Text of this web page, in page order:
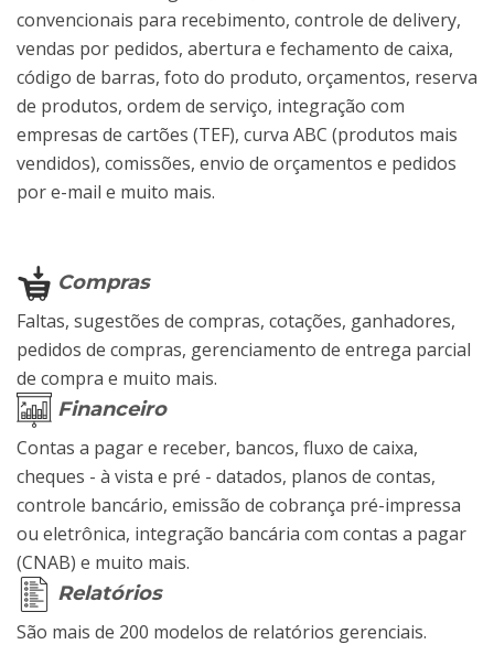
convencionais para recebimento, controle de delivery,
vendas por pedidos, abertura e fechamento de caixa,
código de barras, foto do produto, orçamentos, reserva
de produtos, ordem de serviço, integração com
empresas de cartões (TEF), curva ABC (produtos mais
vendidos), comissões, envio de orçamentos e pedidos
por e-mail e muito mais.
Compras
Faltas, sugestões de compras, cotações, ganhadores,
pedidos de compras, gerenciamento de entrega parcial
de compra e muito mais.
Financeiro
Contas a pagar e receber, bancos, fluxo de caixa,
cheques - à vista e pré - datados, planos de contas,
controle bancário, emissão de cobrança pré-impressa
ou eletrônica, integração bancária com contas a pagar
(CNAB) e muito mais.
Relatórios
São mais de 200 modelos de relatórios gerenciais.